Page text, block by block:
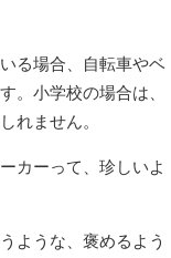
る場合、自転車やベ
。小学校の場合は、
れません。
カーって、珍しいよ
ような、褒めるよう